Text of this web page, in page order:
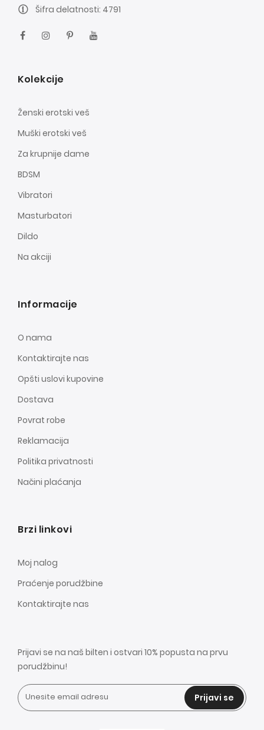
Šifra delatnosti: 4791
Kolekcije
Ženski erotski veš
Muški erotski veš
Za krupnije dame
BDSM
Vibratori
Masturbatori
Dildo
Na akciji
Informacije
O nama
Kontaktirajte nas
Opšti uslovi kupovine
Dostava
Povrat robe
Reklamacija
Politika privatnosti
Načini plaćanja
Brzi linkovi
Moj nalog
Praćenje porudžbine
Kontaktirajte nas
Prijavi se na naš bilten i ostvari 10% popusta na prvu
porudžbinu!
Prijavi se